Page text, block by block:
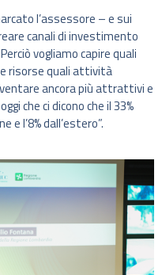
l’assessore – e sui
canali di investimento
vogliamo capire quali
risorse quali attività
ancora più attrattivi e
che ci dicono che il 33%
l’8% dall’estero”.